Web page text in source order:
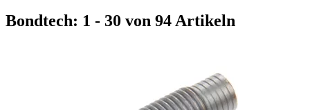
Bondtech: 1 - 30 von 94 Artikeln